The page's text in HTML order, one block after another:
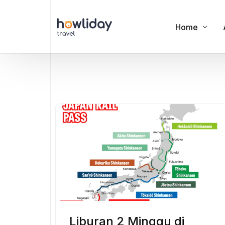
Home
Privacy Policy
Terms of Use
Liburan 2 Minggu di